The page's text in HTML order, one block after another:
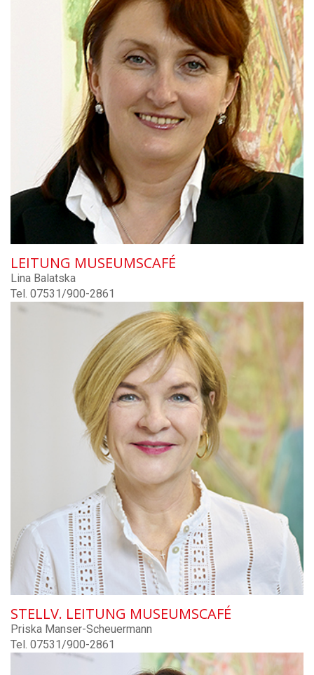
LEITUNG MUSEUMSCAFÉ
Lina Balatska
Tel. 07531/900-2861
STELLV. LEITUNG MUSEUMSCAFÉ
Priska Manser-Scheuermann
Tel. 07531/900-2861